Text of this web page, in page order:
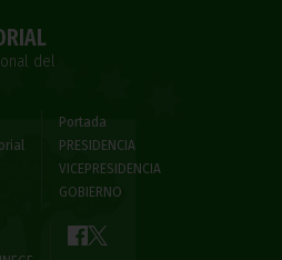
del
Portada
PRESIDENCIA
VICEPRESIDENCIA
GOBIERNO